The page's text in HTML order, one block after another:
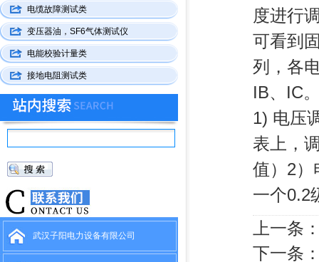
度进行
可看到
列，各
IB、IC
1) 电压
表上，
值）2）
一个0.2
上一条
下一条
电缆故障测试类
变压器油，SF6气体测试仪
电能校验计量类
接地电阻测试类
武汉子阳电力设备有限公司